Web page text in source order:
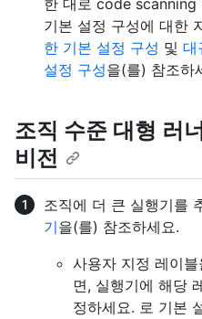
한 대로 code scanning
기본 설정 구성에 대한
한 기본 설정 구성 및 대
설정 구성을(를) 참조하
조직 수준 대형 러
비전
조직에 더 큰 실행기를
기을(를) 참조하세요.
사용자 지정 레이
면, 실행기에 해당
정하세요. 로 기본